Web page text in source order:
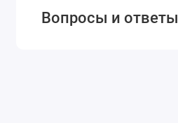
Вопросы и ответы